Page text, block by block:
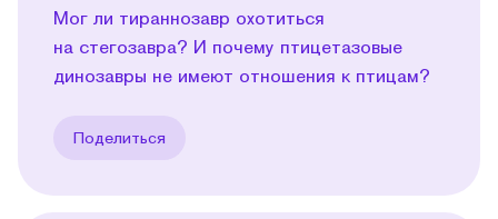
Мог ли тираннозавр охотиться
на стегозавра? И почему птицетазовые
динозавры не имеют отношения к птицам?
Поделиться